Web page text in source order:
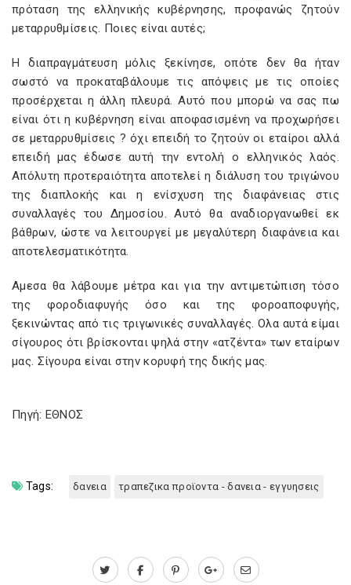
πρόταση της ελληνικής κυβέρνησης, προφανώς ζητούν
μεταρρυθμίσεις. Ποιες είναι αυτές;
Η διαπραγμάτευση μόλις ξεκίνησε, οπότε δεν θα ήταν
σωστό να προκαταβάλουμε τις απόψεις με τις οποίες
προσέρχεται η άλλη πλευρά. Αυτό που μπορώ να σας πω
είναι ότι η κυβέρνηση είναι αποφασισμένη να προχωρήσει
σε μεταρρυθμίσεις ? όχι επειδή το ζητούν οι εταίροι αλλά
επειδή μας έδωσε αυτή την εντολή ο ελληνικός λαός.
Απόλυτη προτεραιότητα αποτελεί η διάλυση του τριγώνου
της διαπλοκής και η ενίσχυση της διαφάνειας στις
συναλλαγές του Δημοσίου. Αυτό θα αναδιοργανωθεί εκ
βάθρων, ώστε να λειτουργεί με μεγαλύτερη διαφάνεια και
αποτελεσματικότητα.
Αμεσα θα λάβουμε μέτρα και για την αντιμετώπιση τόσο
της φοροδιαφυγής όσο και της φοροαποφυγής,
ξεκινώντας από τις τριγωνικές συναλλαγές. Ολα αυτά είμαι
σίγουρος ότι βρίσκονται ψηλά στην «ατζέντα» των εταίρων
μας. Σίγουρα είναι στην κορυφή της δικής μας.
Πηγή: ΕΘΝΟΣ
Tags: δανεια τραπεζικα προϊοντα - δανεια - εγγυησεις